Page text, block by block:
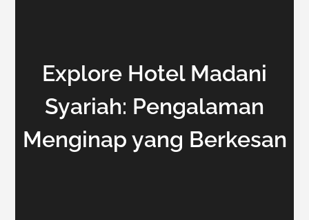
Explore Hotel Madani
Syariah: Pengalaman
Menginap yang Berkesan